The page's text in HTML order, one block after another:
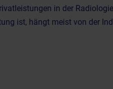
in der Radiologie
ist, hängt meist von der